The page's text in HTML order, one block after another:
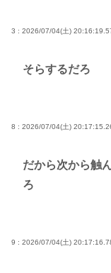
3 : 2026/07/04(土)
そらするだろ
8 : 2026/07/04(土)
だから次から触
ろ
9 : 2026/07/04(土)